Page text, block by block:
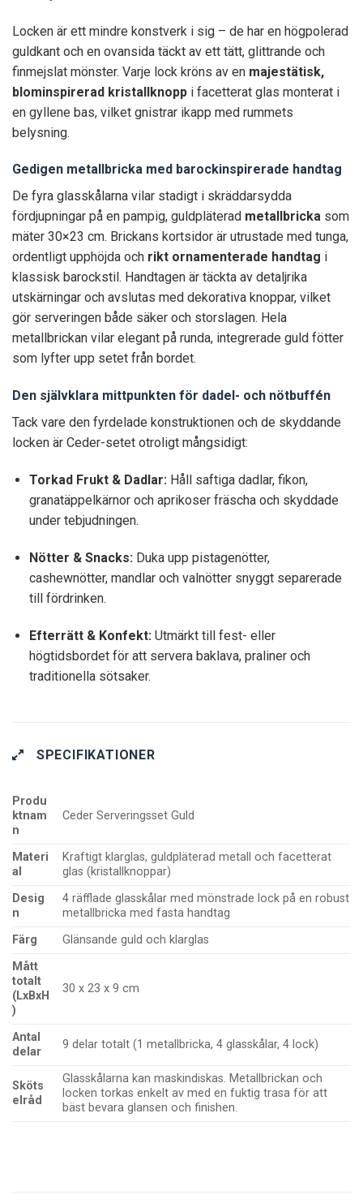
Locken är ett mindre konstverk i sig – de har en högpolerad
guldkant och en ovansida täckt av ett tätt, glittrande och
finmejslat mönster. Varje lock kröns av en majestätisk,
blominspirerad kristallknopp i facetterat glas monterat i
en gyllene bas, vilket gnistrar ikapp med rummets
belysning.
Gedigen metallbricka med barockinspirerade handtag
De fyra glasskålarna vilar stadigt i skräddarsydda
fördjupningar på en pampig, guldpläterad metallbricka som
mäter 30×23 cm. Brickans kortsidor är utrustade med tunga,
ordentligt upphöjda och rikt ornamenterade handtag i
klassisk barockstil. Handtagen är täckta av detaljrika
utskärningar och avslutas med dekorativa knoppar, vilket
gör serveringen både säker och storslagen. Hela
metallbrickan vilar elegant på runda, integrerade guld fötter
som lyfter upp setet från bordet.
Den självklara mittpunkten för dadel- och nötbuffén
Tack vare den fyrdelade konstruktionen och de skyddande
locken är Ceder-setet otroligt mångsidigt:
Torkad Frukt & Dadlar:Håll saftiga dadlar, fikon,
granatäppelkärnor och aprikoser fräscha och skyddade
under tebjudningen.
Nötter & Snacks:Duka upp pistagenötter,
cashewnötter, mandlar och valnötter snyggt separerade
till fördrinken.
Efterrätt & Konfekt: Utmärkt till fest- eller
högtidsbordet för att servera baklava, praliner och
traditionella sötsaker.
SPECIFIKATIONER
Produ
ktnam
n
Ceder Serveringsset Guld
Materi
al
Kraftigt klarglas, guldpläterad metall och facetterat
glas (kristallknoppar)
Desig
n
4 räfflade glasskålar med mönstrade lock på en robust
metallbricka med fasta handtag
Färg
Glänsande guld och klarglas
Mått
totalt
(LxBxH
)
30 x 23 x 9 cm
Antal
delar
9 delar totalt (1 metallbricka, 4 glasskålar, 4 lock)
Sköts
elråd
Glasskålarna kan maskindiskas. Metallbrickan och
locken torkas enkelt av med en fuktig trasa för att
bäst bevara glansen och finishen.